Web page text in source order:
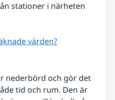
stationer i närheten
värden?
nederbörd och gör det
tid och rum. Den är